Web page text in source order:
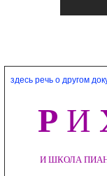
здесь речь о другом
Р И
И ШКОЛА